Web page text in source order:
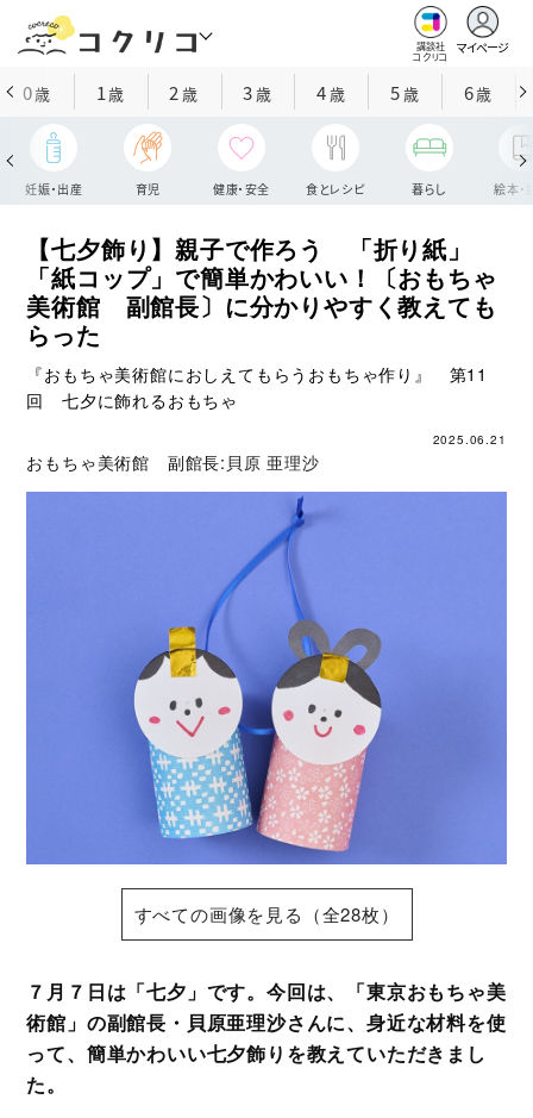
講談社
コクリコ
マイページ
0歳 1歳 2 歳 3歳 4歳 5歳 6歳
妊娠・出産 育児 健康・安全 食とレシピ 暮らし 絵本・
【七夕飾り】親子で作ろう 「折り紙」
「紙コップ」で簡単かわいい！〔おもちゃ
美術館 副館長〕に分かりやすく教えても
らった
『おもちゃ美術館におしえてもらうおもちゃ作り』 第11
回 七夕に飾れるおもちゃ
2025.06.21
おもちゃ美術館 副館長:貝原 亜理沙
すべての画像を見る（全28枚）
７月７日は「七夕」です。今回は、「東京おもちゃ美
術館」の副館長・貝原亜理沙さんに、身近な材料を使
って、簡単かわいい七夕飾りを教えていただきまし
た。